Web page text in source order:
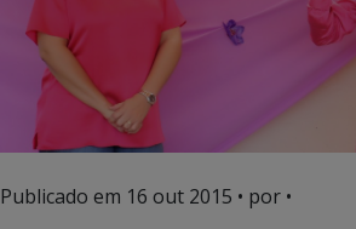
Publicado em 16 out 2015 • por •